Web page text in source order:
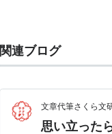
関連ブログ
文章代筆さくら文
思い立った